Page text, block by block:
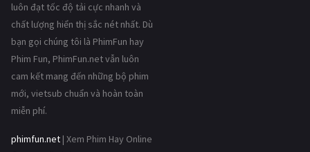
luôn đạt tốc độ tải cực nhanh và
chất lượng hiển thị sắc nét nhất. Dù
bạn gọi chúng tôi là PhimFun hay
Phim Fun, PhimFun.net vẫn luôn
cam kết mang đến những bộ phim
mới, vietsub chuẩn và hoàn toàn
miễn phí.
phimfun.net | Xem Phim Hay Online